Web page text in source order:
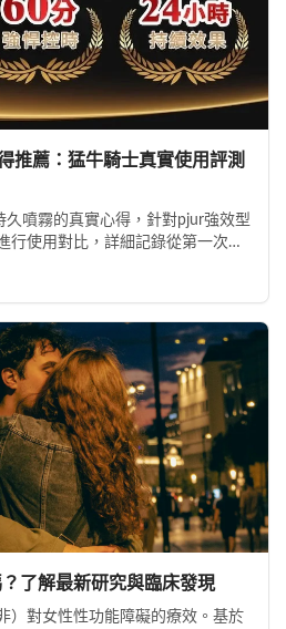
推薦：猛牛騎士真實使用評測
噴霧的真實心得，針對pjur強效型
行使用對比，詳細記錄從第一次使
了解最新研究與臨床發現
）對女性性功能障礙的療效。基於